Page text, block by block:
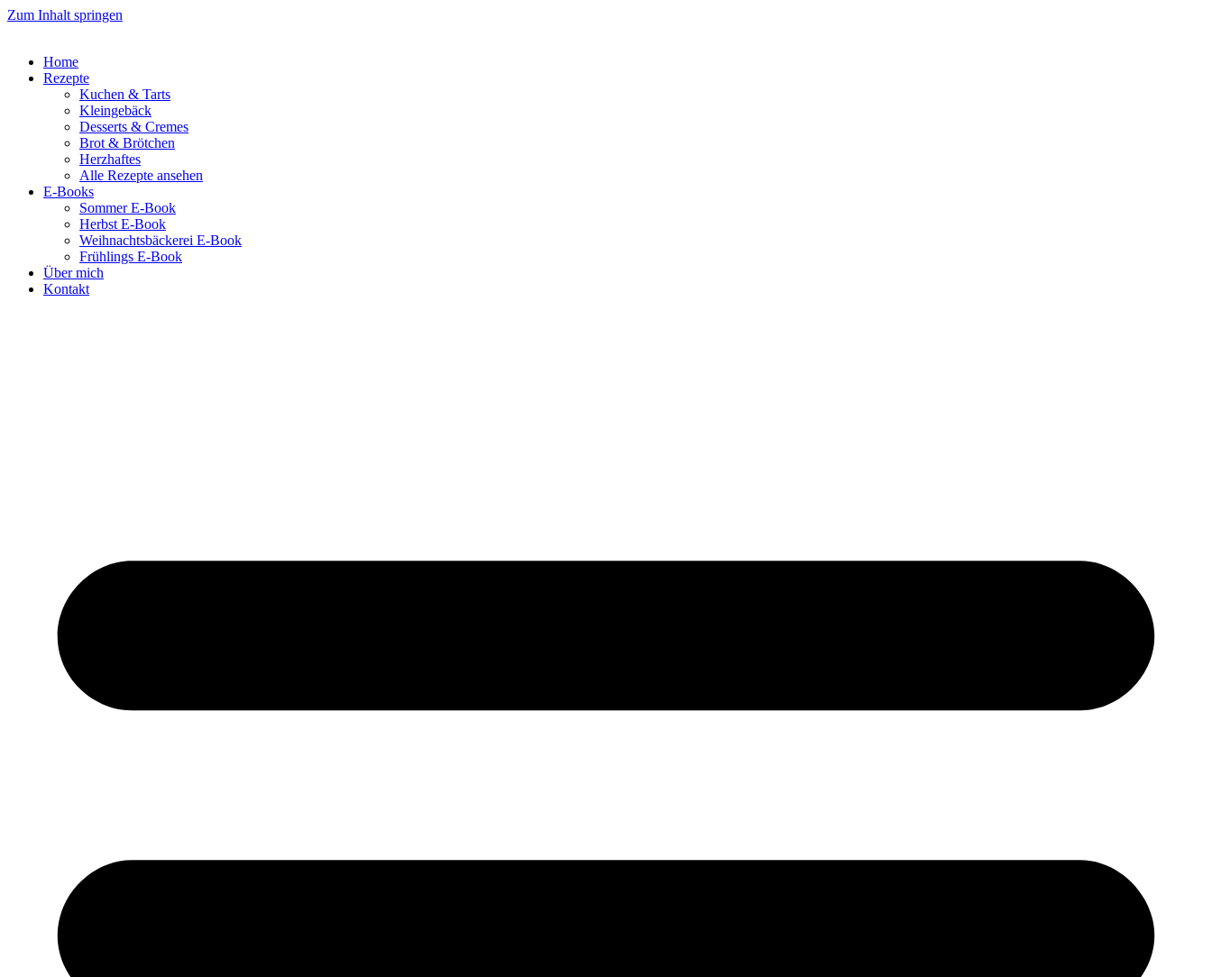
Zum Inhalt springen
Home
Rezepte
Kuchen & Tarts
Kleingebäck
Desserts & Cremes
Brot & Brötchen
Herzhaftes
Alle Rezepte ansehen
E-Books
Sommer E-Book
Herbst E-Book
Weihnachtsbäckerei E-Book
Frühlings E-Book
Über mich
Kontakt